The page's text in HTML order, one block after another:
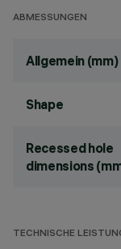
ABMESSUNGEN
Allgemein (mm)
Shape
Recessed hole
dimensions
TECHNISCHE